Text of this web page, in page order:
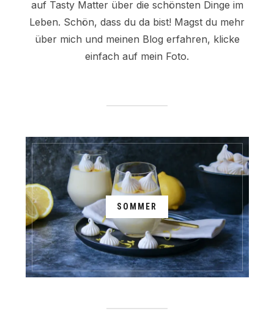
auf Tasty Matter über die schönsten Dinge im
Leben. Schön, dass du da bist! Magst du mehr
über mich und meinen Blog erfahren, klicke
einfach auf mein Foto.
SOMMER